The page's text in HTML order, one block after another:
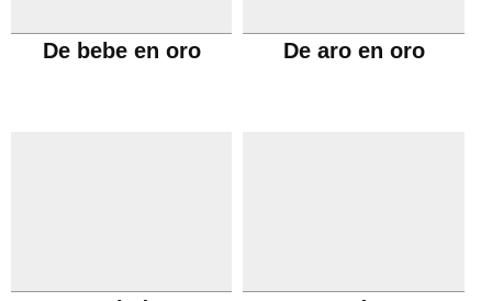
De bebe en oro De aro en oro